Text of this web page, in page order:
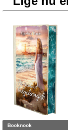
Booknook